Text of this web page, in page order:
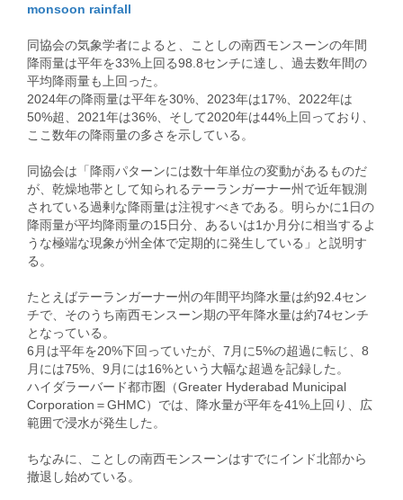
monsoon rainfall
同協会の気象学者によると、ことしの南西モンスーンの年間
降雨量は平年を33%上回る98.8センチに達し、過去数年間の
平均降雨量も上回った。
2024年の降雨量は平年を30%、2023年は17%、2022年は
50%超、2021年は36%、そして2020年は44%上回っており、
ここ数年の降雨量の多さを示している。
同協会は「降雨パターンには数十年単位の変動があるものだ
が、乾燥地帯として知られるテーランガーナー州で近年観測
されている過剰な降雨量は注視すべきである。明らかに1日の
降雨量が平均降雨量の15日分、あるいは1か月分に相当するよ
うな極端な現象が州全体で定期的に発生している」と説明す
る。
たとえばテーランガーナー州の年間平均降水量は約92.4セン
チで、そのうち南西モンスーン期の平年降水量は約74センチ
となっている。
6月は平年を20%下回っていたが、7月に5%の超過に転じ、8
月には75%、9月には16%という大幅な超過を記録した。
ハイダラーバード都市圏（Greater Hyderabad Municipal
Corporation＝GHMC）では、降水量が平年を41%上回り、広
範囲で浸水が発生した。
ちなみに、ことしの南西モンスーンはすでにインド北部から
撤退し始めている。